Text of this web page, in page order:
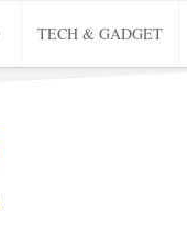
TECH & GADGET